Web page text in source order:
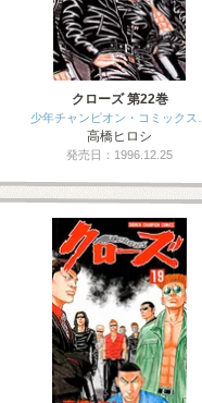
クローズ 第22巻
少年チャンピオン・コミックス…
高橋ヒロシ
発売日：1996.12.25